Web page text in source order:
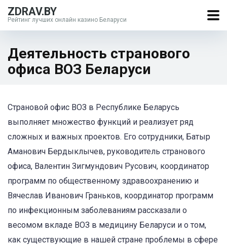
ZDRAV.BY
Рейтинг лучших онлайн казино Беларуси
Деятельность странового
офиса ВОЗ Беларуси
Страновой офис ВОЗ в Республике Беларусь
выполняет множество функций и реализует ряд
сложных и важных проектов. Его сотрудники, Батыр
Аманович Бердыклычев, руководитель странового
офиса, Валентин Зигмундович Русович, координатор
программ по общественному здравоохранению и
Вячеслав Иванович Граньков, координатор программ
по инфекционным заболеваниям рассказали о
весомом вкладе ВОЗ в медицину Беларуси и о том,
как существующие в нашей стране проблемы в сфере